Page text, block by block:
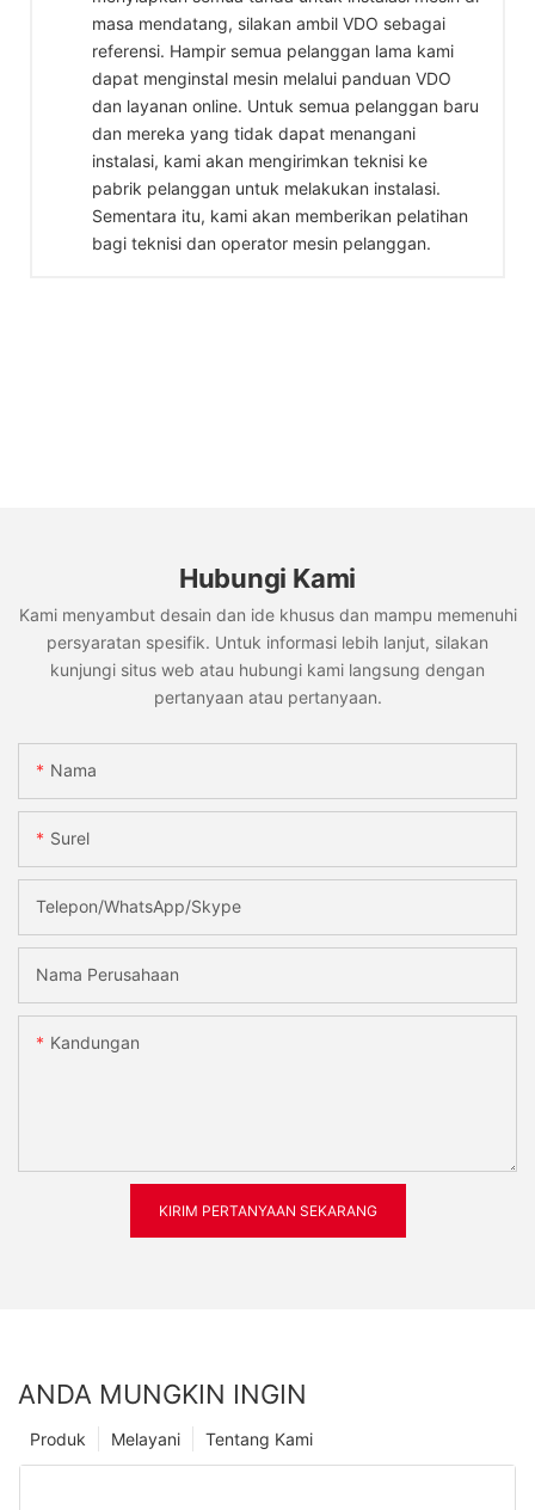
masa mendatang, silakan ambil VDO sebagai
referensi. Hampir semua pelanggan lama kami
dapat menginstal mesin melalui panduan VDO
dan layanan online. Untuk semua pelanggan baru
dan mereka yang tidak dapat menangani
instalasi, kami akan mengirimkan teknisi ke
pabrik pelanggan untuk melakukan instalasi.
Sementara itu, kami akan memberikan pelatihan
bagi teknisi dan operator mesin pelanggan.
Hubungi Kami
Kami menyambut desain dan ide khusus dan mampu memenuhi
persyaratan spesifik. Untuk informasi lebih lanjut, silakan
kunjungi situs web atau hubungi kami langsung dengan
pertanyaan atau pertanyaan.
Nama
Surel
Telepon/WhatsApp/Skype
Nama Perusahaan
Kandungan
KIRIM PERTANYAAN SEKARANG
ANDA MUNGKIN INGIN
Tentang Kami
Melayani
Produk